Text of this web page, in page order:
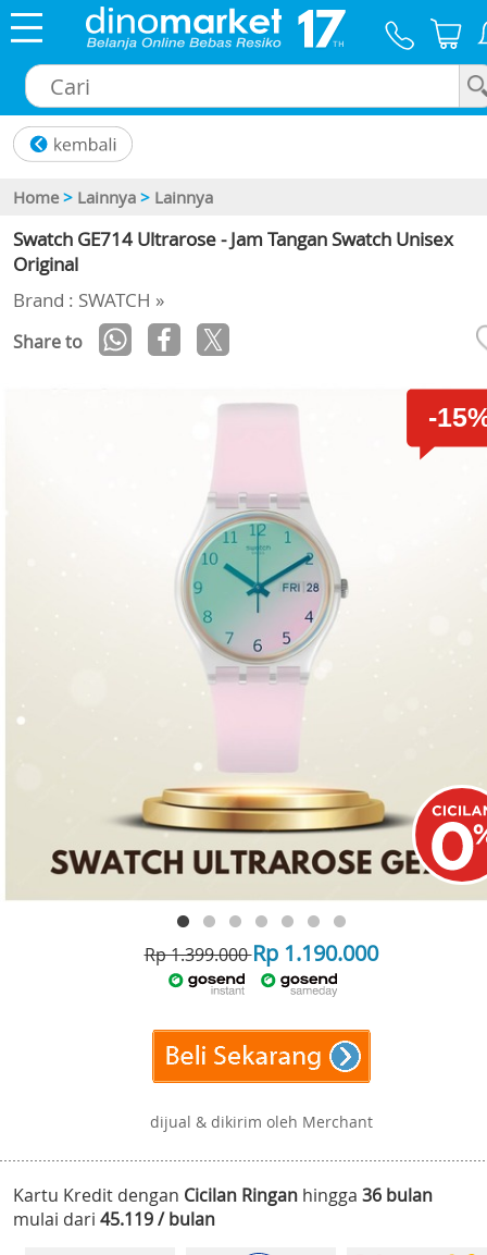
Home > Lainnya > Lainnya
Swatch GE714 Ultrarose - Jam Tangan Swatch Unisex
Original
Brand : SWATCH »
Share to
-
Rp 1.399.000Rp 1.190.000
dijual & dikirim oleh Merchant
Kartu Kredit dengan Cicilan Ringan hingga 36 bulan
mulai dari 45.119 / bulan